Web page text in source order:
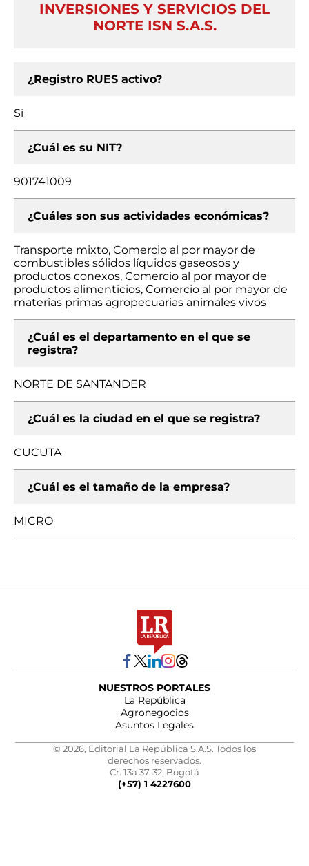
INVERSIONES Y SERVICIOS DEL
NORTE ISN S.A.S.
¿Registro RUES activo?
Si
¿Cuál es su NIT?
901741009
¿Cuáles son sus actividades económicas?
Transporte mixto, Comercio al por mayor de
combustibles sólidos líquidos gaseosos y
productos conexos, Comercio al por mayor de
productos alimenticios, Comercio al por mayor de
materias primas agropecuarias animales vivos
¿Cuál es el departamento en el que se
registra?
NORTE DE SANTANDER
¿Cuál es la ciudad en el que se registra?
CUCUTA
¿Cuál es el tamaño de la empresa?
MICRO
NUESTROS PORTALES
La República
Agronegocios
Asuntos Legales
© 2026, Editorial La República S.A.S. Todos los
derechos reservados.
Cr. 13a 37-32, Bogotá
(+57) 1 4227600